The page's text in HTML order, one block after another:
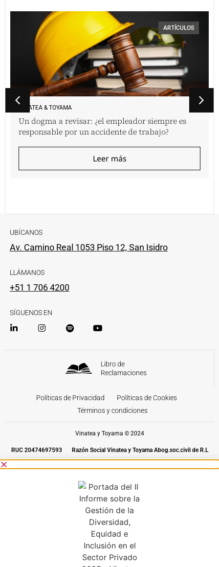
ARTÍCULOS
VINATEA & TOYAMA
Un dogma a revisar: ¿el empleador siempre es
responsable por un accidente de trabajo?
Leer más
UBÍCANOS
Av. Camino Real 1053 Piso 12, San Isidro
LLÁMANOS
+51 1 706 4200
SÍGUENOS EN
Libro de
Reclamaciones
Políticas de Privacidad
Políticas de Cookies
Términos y condiciones
Vinatea y Toyama © 2024
RUC 20474697593 Razón Social Vinatea y Toyama Abog.soc.civil de R.L